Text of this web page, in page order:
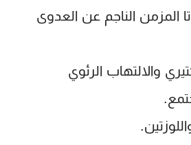
المزمن الناجم عن العدوى
والالتهاب الرئوي